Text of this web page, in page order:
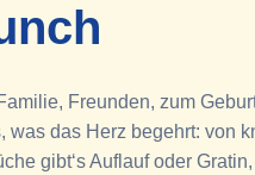
Freunden, zum
was das Herz begehrt:
gibt‘s Auflauf oder